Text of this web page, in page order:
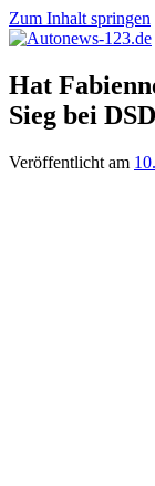
Zum Inhalt springen
Autonews-
123.de
Autonews
mit
Charme
Hat
Sieg bei
Veröffentlicht am